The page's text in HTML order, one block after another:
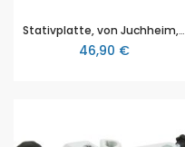
Stativplatte, von Juchheim, 130 x 210 mm, für Stativstäbe bis 16mm, mit Flansch und Schlitz, aus Stahl, pulverbeschichtet, aus dem sfs Stativsystem (Schulform nach Schindelhütte)
46,90 €